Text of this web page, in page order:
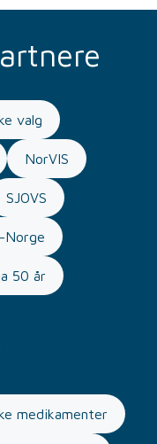
valg
NorVIS
SJOVS
Norge
50 år
medikamenter